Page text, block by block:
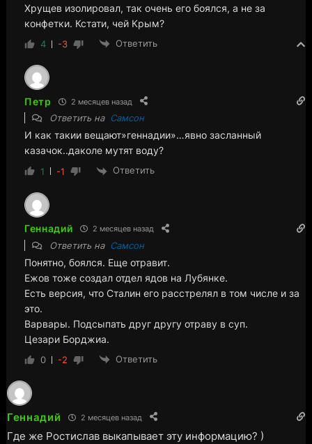
Хрущев изолировал, так очень его боялся, а не за
конфетки. Кстати, чей Крым?
4 -3 Ответить
Петр 2 месяцев назад
Ответить на Самсон
И как такии вещают»геннадии»…явно засланный
казачок..даколе мутят воду?
1 -1 Ответить
Геннадий 2 месяцев назад
Ответить на Самсон
Понятно, боялся. Еще отравит.
Ежов тоже создал отдел ядов на Лубянке.
Есть версия, что Сталин его расстрелял в том числе и за
это.
Варвары. Подсыпать друг другу отраву в суп.
Цезари Борджиа.
0 -2 Ответить
Геннадий 2 месяцев назад
Где же Ростислав выкапывает эту информацию? )